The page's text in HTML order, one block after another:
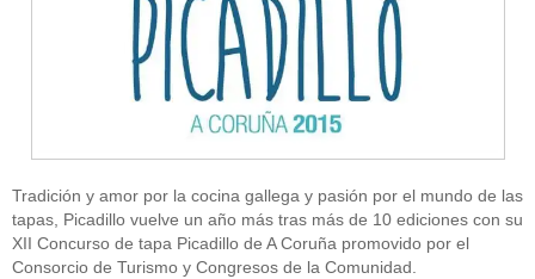
Tradición y amor por la cocina gallega y pasión por el mundo de las
tapas, Picadillo vuelve un año más tras más de 10 ediciones con su
XII Concurso de tapa Picadillo de A Coruña promovido por el
Consorcio de Turismo y Congresos de la Comunidad.